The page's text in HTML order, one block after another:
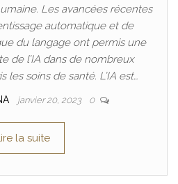
Les avancées récentes
automatique et de
du langage ont permis une
de l’IA dans de nombreux
les soins de santé. L’IA est…
janvier 20, 2023 0
la suite